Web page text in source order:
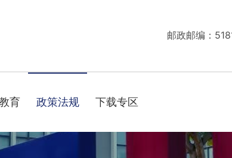
邮政邮编：
育 政策法规 下载专区